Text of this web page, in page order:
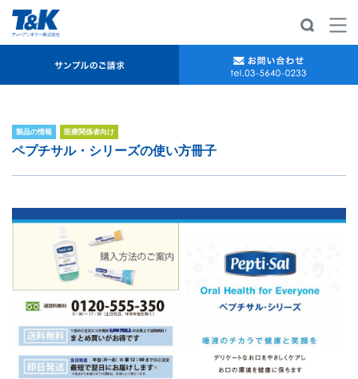
製品の情報 医療関係者向け
ペプチサル・シリーズの使い方冊子